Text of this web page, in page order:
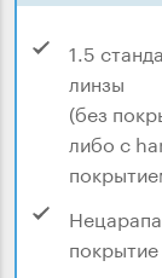
1.5
линзы
(без
либо с
покрытие